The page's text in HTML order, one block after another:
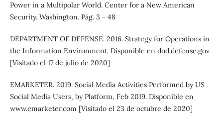
Power in a Multipolar World. Center for a New American
Security. Washington. Pág. 3 - 48
DEPARTMENT OF DEFENSE. 2016. Strategy for Operations in
the Information Environment. Disponible en dod.defense.gov
[Visitado el 17 de julio de 2020]
EMARKETER. 2019. Social Media Activities Performed by US
Social Media Users, by Platform, Feb 2019. Disponible en
www.emarketer.com [Visitado el 23 de octubre de 2020]